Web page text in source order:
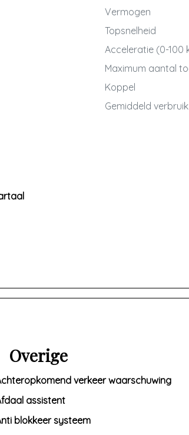
Vermogen
Topsnelheid
Acceleratie (0-100
Maximum aantal
Koppel
Gemiddeld verbruik
Overige
verkeer waarschuwing
assistent
blokkeer systeem